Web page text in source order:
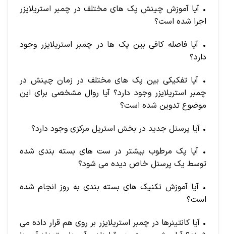
• آیا آموزش چینش پک های مختلف در چمبر استریلایزر
اجرا شده است؟
• آیا فاصله کافی بین پک ها در چمبر استریلایزر وجود
دارد؟
• آیا تفکیکی بین پک های مختلف در زمان چینش در
چمبر استریلایزر وجود دارد؟ آیا روال مشخصی برای این
موضوع تدوین شده است؟
• آیا پرسنل جدید در بخش استریل مرکزی وجود دارد؟
• آیا پک مرطوب بیشتر در ست های بسته بندی شده
توسط یک پرسنل خاص دیده می شود؟
• آیا آموزش تکنیک های بسته بندی به روز انجام شده
است؟
• آیا کانتینرها در چمبر استریلایزر بر روی هم قرار داده می